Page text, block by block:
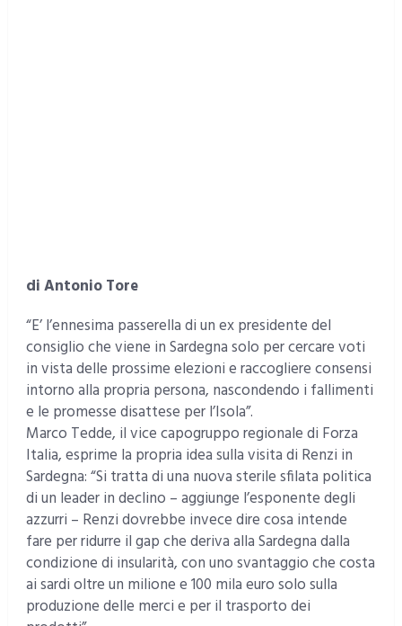
di Antonio Tore
“E’ l’ennesima passerella di un ex presidente del
consiglio che viene in Sardegna solo per cercare voti
in vista delle prossime elezioni e raccogliere consensi
intorno alla propria persona, nascondendo i fallimenti
e le promesse disattese per l’Isola”.
Marco Tedde, il vice capogruppo regionale di Forza
Italia, esprime la propria idea sulla visita di Renzi in
Sardegna: “Si tratta di una nuova sterile sfilata politica
di un leader in declino – aggiunge l’esponente degli
azzurri – Renzi dovrebbe invece dire cosa intende
fare per ridurre il gap che deriva alla Sardegna dalla
condizione di insularità, con uno svantaggio che costa
ai sardi oltre un milione e 100 mila euro solo sulla
produzione delle merci e per il trasporto dei